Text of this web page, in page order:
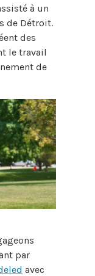
à un
de Détroit.
des
le travail
de
par
avec